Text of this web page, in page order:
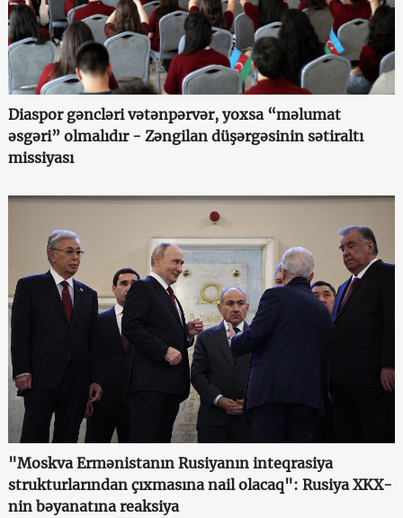
Diaspor gəncləri vətənpərvər, yoxsa “məlumat
əsgəri” olmalıdır - Zəngilan düşərgəsinin sətiraltı
missiyası
"Moskva Ermənistanın Rusiyanın inteqrasiya
strukturlarından çıxmasına nail olacaq": Rusiya XKX-
nin bəyanatına reaksiya